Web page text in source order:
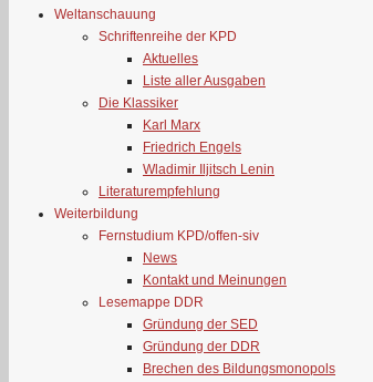
Weltanschauung
Schriftenreihe der KPD
Aktuelles
Liste aller Ausgaben
Die Klassiker
Karl Marx
Friedrich Engels
Wladimir Iljitsch Lenin
Literaturempfehlung
Weiterbildung
Fernstudium KPD/offen-siv
News
Kontakt und Meinungen
Lesemappe DDR
Gründung der SED
Gründung der DDR
Brechen des Bildungsmonopols